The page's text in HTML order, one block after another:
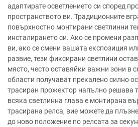
адаптирате осветлението си според
пространството ви. Традиционните
повърхностно монтирани светлинни
инсталирането си. Ако се промени
ви, ако се смени вашата експозиция
развие, тези фиксирани светлини
място, често оставяйки важни зони в
области получават прекалено силно
трасиран прожектор напълно решава
всяка светлинна глава е монтирана
трасирана релса, вие можете да
до ново положение по релсата за